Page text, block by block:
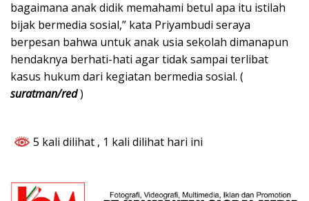
bagaimana anak didik memahami betul apa itu istilah
bijak bermedia sosial,” kata Priyambudi seraya
berpesan bahwa untuk anak usia sekolah dimanapun
hendaknya berhati-hati agar tidak sampai terlibat
kasus hukum dari kegiatan bermedia sosial. (
suratman/red)
5 kali dilihat , 1 kali dilihat hari ini